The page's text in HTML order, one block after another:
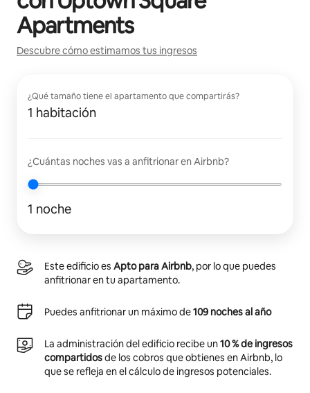
Apartments
Descubre cómo estimamos tus ingresos
¿Qué tamaño tiene el apartamento que compartirás?
1 habitación
¿Cuántas noches vas a anfitrionar en Airbnb?
1 noche
Este edificio es Apto para Airbnb, por lo que puedes
anfitrionar en tu apartamento.
Puedes anfitrionar un máximo de109 noches al año
La administración del edificio recibe un10 % de ingresos
compartidosde los cobros que obtienes en Airbnb, lo
que se refleja en el cálculo de ingresos potenciales.